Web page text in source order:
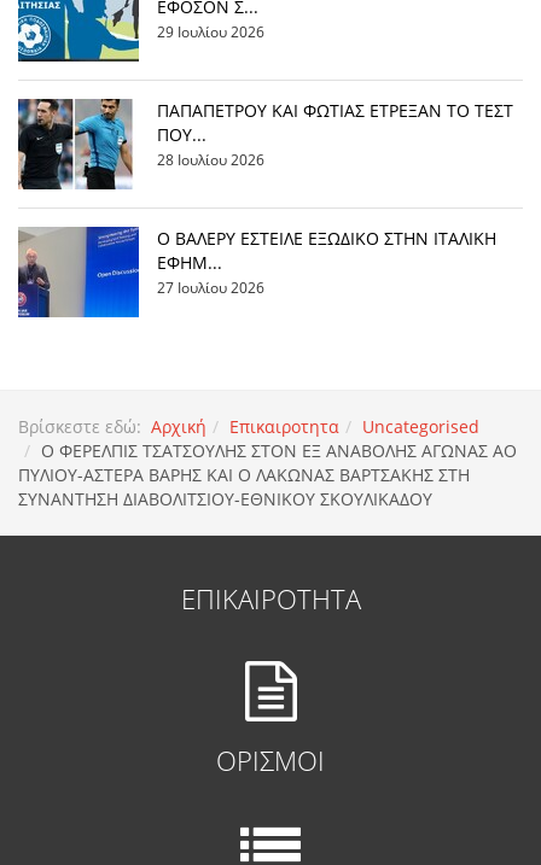
ΕΦΟΣΟΝ Σ...
29 Ιουλίου 2026
ΠΑΠΑΠΕΤΡΟΥ ΚΑΙ ΦΩΤΙΑΣ ΕΤΡΕΞΑΝ ΤΟ ΤΕΣΤ
ΠΟΥ...
28 Ιουλίου 2026
Ο ΒΑΛΕΡΥ ΕΣΤΕΙΛΕ ΕΞΩΔΙΚΟ ΣΤΗΝ ΙΤΑΛΙΚΗ
ΕΦΗΜ...
27 Ιουλίου 2026
Βρίσκεστε εδώ: Αρχική Επικαιροτητα
Uncategorised
Ο ΦΕΡΕΛΠΙΣ ΤΣΑΤΣΟΥΛΗΣ ΣΤΟΝ ΕΞ ΑΝΑΒΟΛΗΣ ΑΓΩΝΑΣ ΑΟ
ΠΥΛΙΟΥ-ΑΣΤΕΡΑ ΒΑΡΗΣ ΚΑΙ Ο ΛΑΚΩΝΑΣ ΒΑΡΤΣΑΚΗΣ ΣΤΗ
ΣΥΝΑΝΤΗΣΗ ΔΙΑΒΟΛΙΤΣΙΟΥ-ΕΘΝΙΚΟΥ ΣΚΟΥΛΙΚΑΔΟΥ
ΕΠΙΚΑΙΡΟΤΗΤΑ
ΟΡΙΣΜΟΙ